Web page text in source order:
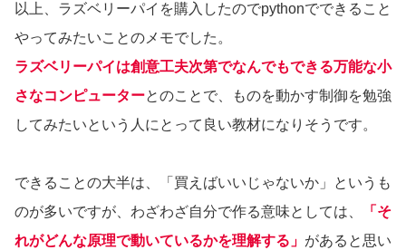
以上、ラズベリーパイを購入したのでpythonでできること
やってみたいことのメモでした。
ラズベリーパイは創意工夫次第でなんでもできる万能な小
さなコンピューターとのことで、ものを動かす制御を勉強
してみたいという人にとって良い教材になりそうです。
できることの大半は、「買えばいいじゃないか」というも
のが多いですが、わざわざ自分で作る意味としては、
「そ
れがどんな原理で動いているかを理解する」 があると思い